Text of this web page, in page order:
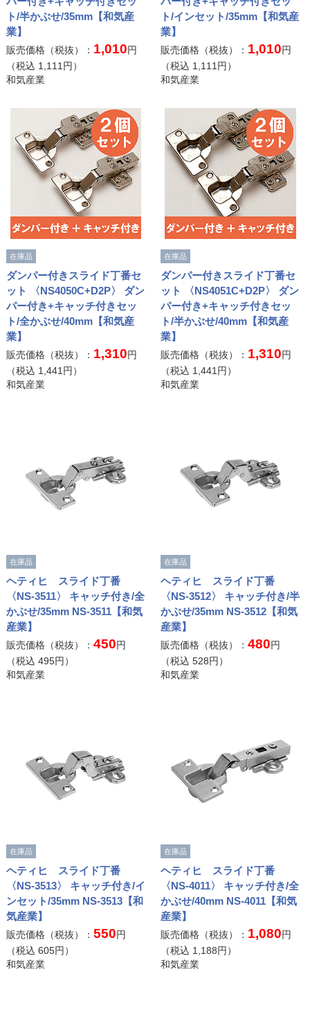
ト/半かぶせ/35mm【和気産
業】
販売価格（税抜）： 1,010円
（税込 1,111 円）
和気産業
ト/インセット/35mm【和気産
業】
販売価格（税抜）： 1,010円
（税込 1,111 円）
和気産業
在庫品
ダンパー付きスライド丁番セ
ット 〈NS4050C+D2P〉 ダン
パー付き+キャッチ付きセッ
ト/全かぶせ/40mm【和気産
業】
販売価格（税抜）： 1,310円
（税込 1,441円）
和気産業
在庫品
ダンパー付きスライド丁番セ
ット 〈NS4051C+D2P〉 ダン
パー付き+キャッチ付きセッ
ト/半かぶせ/40mm【和気産
業】
販売価格（税抜）： 1,310円
（税込 1,441円）
和気産業
在庫品
ヘティヒ スライド丁番
〈NS-3511〉 キャッチ付き/全
かぶせ/35mm NS-3511【和気
産業】
販売価格（税抜）： 450円
（税込 495円）
和気産業
在庫品
ヘティヒ スライド丁番
〈NS-3512〉 キャッチ付き/半
かぶせ/35mm NS-3512【和気
産業】
販売価格（税抜）：480円
（税込528円）
和気産業
在庫品
ヘティヒ スライド丁番
〈NS-3513〉 キャッチ付き/イ
ンセット/35mm NS-3513【和
気産業】
販売価格（税抜）： 550円
（税込 605円）
和気産業
在庫品
ヘティヒ スライド丁番
〈NS-4011〉 キャッチ付き/全
かぶせ/40mm NS-4011【和気
産業】
販売価格（税抜）： 1,080円
（税込 1,188円）
和気産業